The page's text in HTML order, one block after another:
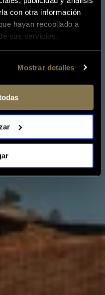
con otra información
hayan recopilado a
sus servicios.
Mostrar detalles